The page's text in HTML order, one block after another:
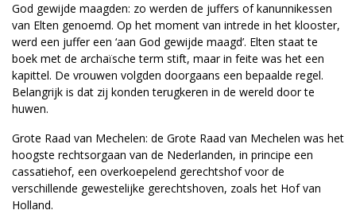
God gewijde maagden: zo werden de juffers of kanunnikessen
van Elten genoemd. Op het moment van intrede in het klooster,
werd een juffer een ‘aan God gewijde maagd’. Elten staat te
boek met de archaïsche term stift, maar in feite was het een
kapittel. De vrouwen volgden doorgaans een bepaalde regel.
Belangrijk is dat zij konden terugkeren in de wereld door te
huwen.
Grote Raad van Mechelen: de Grote Raad van Mechelen was het
hoogste rechtsorgaan van de Nederlanden, in principe een
cassatiehof, een overkoepelend gerechtshof voor de
verschillende gewestelijke gerechtshoven, zoals het Hof van
Holland.